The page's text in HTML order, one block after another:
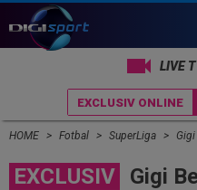
LIVE
EXCLUSIV ONLINE
HOME Fotbal SuperLiga Gigi
EXCLUSIV
Gigi